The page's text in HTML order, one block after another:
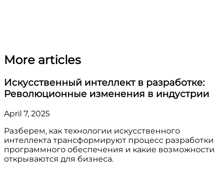
More articles
Искусственный интеллект в разработке:
Революционные изменения в индустрии
April 7, 2025
Разберем, как технологии искусственного
интеллекта трансформируют процесс разработки
программного обеспечения и какие возможности
открываются для бизнеса.